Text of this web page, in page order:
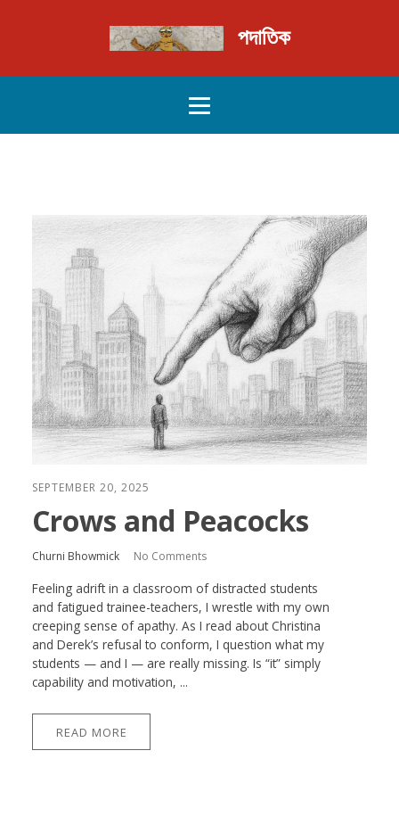
পদাতিক
SEPTEMBER 20, 2025
Crows and Peacocks
Churni Bhowmick No Comments
Feeling adrift in a classroom of distracted students
and fatigued trainee-teachers, I wrestle with my own
creeping sense of apathy. As I read about Christina
and Derek’s refusal to conform, I question what my
students — and I — are really missing. Is “it” simply
capability and motivation, ...
READ MORE